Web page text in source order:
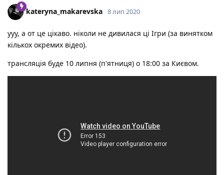
kateryna_makarevska 8 лип 2020
ууу, а от це цікаво. ніколи не дивилася ці Ігри (за винятком
кількох окремих відео).
трансляція буде 10 липня (п'ятниця) о 18:00 за Києвом.